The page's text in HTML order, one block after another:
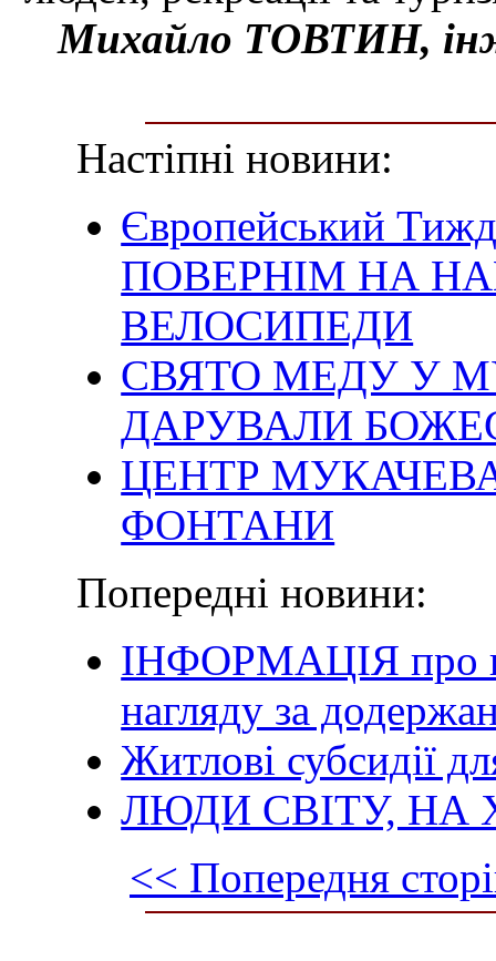
Михайло ТОВТИН,
Настіпні новини:
Європейський
ПОВЕРНІМ НА
ВЕЛОСИПЕДИ
СВЯТО МЕДУ У
ДАРУВАЛИ
ЦЕНТР
ФОНТАНИ
Попередні новини:
ІНФОРМАЦІЯ про
нагляду за
Житлові субсидії
ЛЮДИ СВІТУ, НА
<< Попередня